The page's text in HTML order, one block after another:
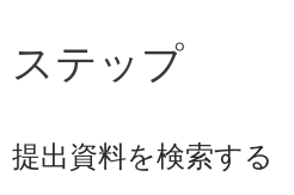
ステップ
提出資料を検索する